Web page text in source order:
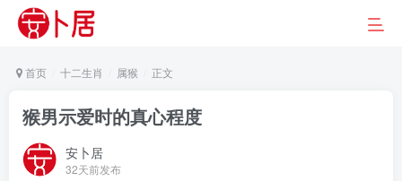
首页 十二生肖 属猴 正文
猴男示爱时的真心程度
安卜居
32天前发布